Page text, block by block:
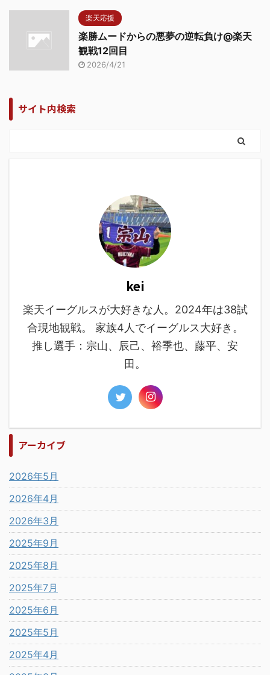
楽天応援
楽勝ムードからの悪夢の逆転負け@楽天
観戦12回目
2026/4/21
サイト内検索
kei
楽天イーグルスが大好きな人。2024年は38試
合現地観戦。 家族4人でイーグルス大好き。
推し選手：宗山、辰己、裕季也、藤平、安
田。
アーカイブ
2026年5月
2026年4月
2026年3月
2025年9月
2025年8月
2025年7月
2025年6月
2025年5月
2025年4月